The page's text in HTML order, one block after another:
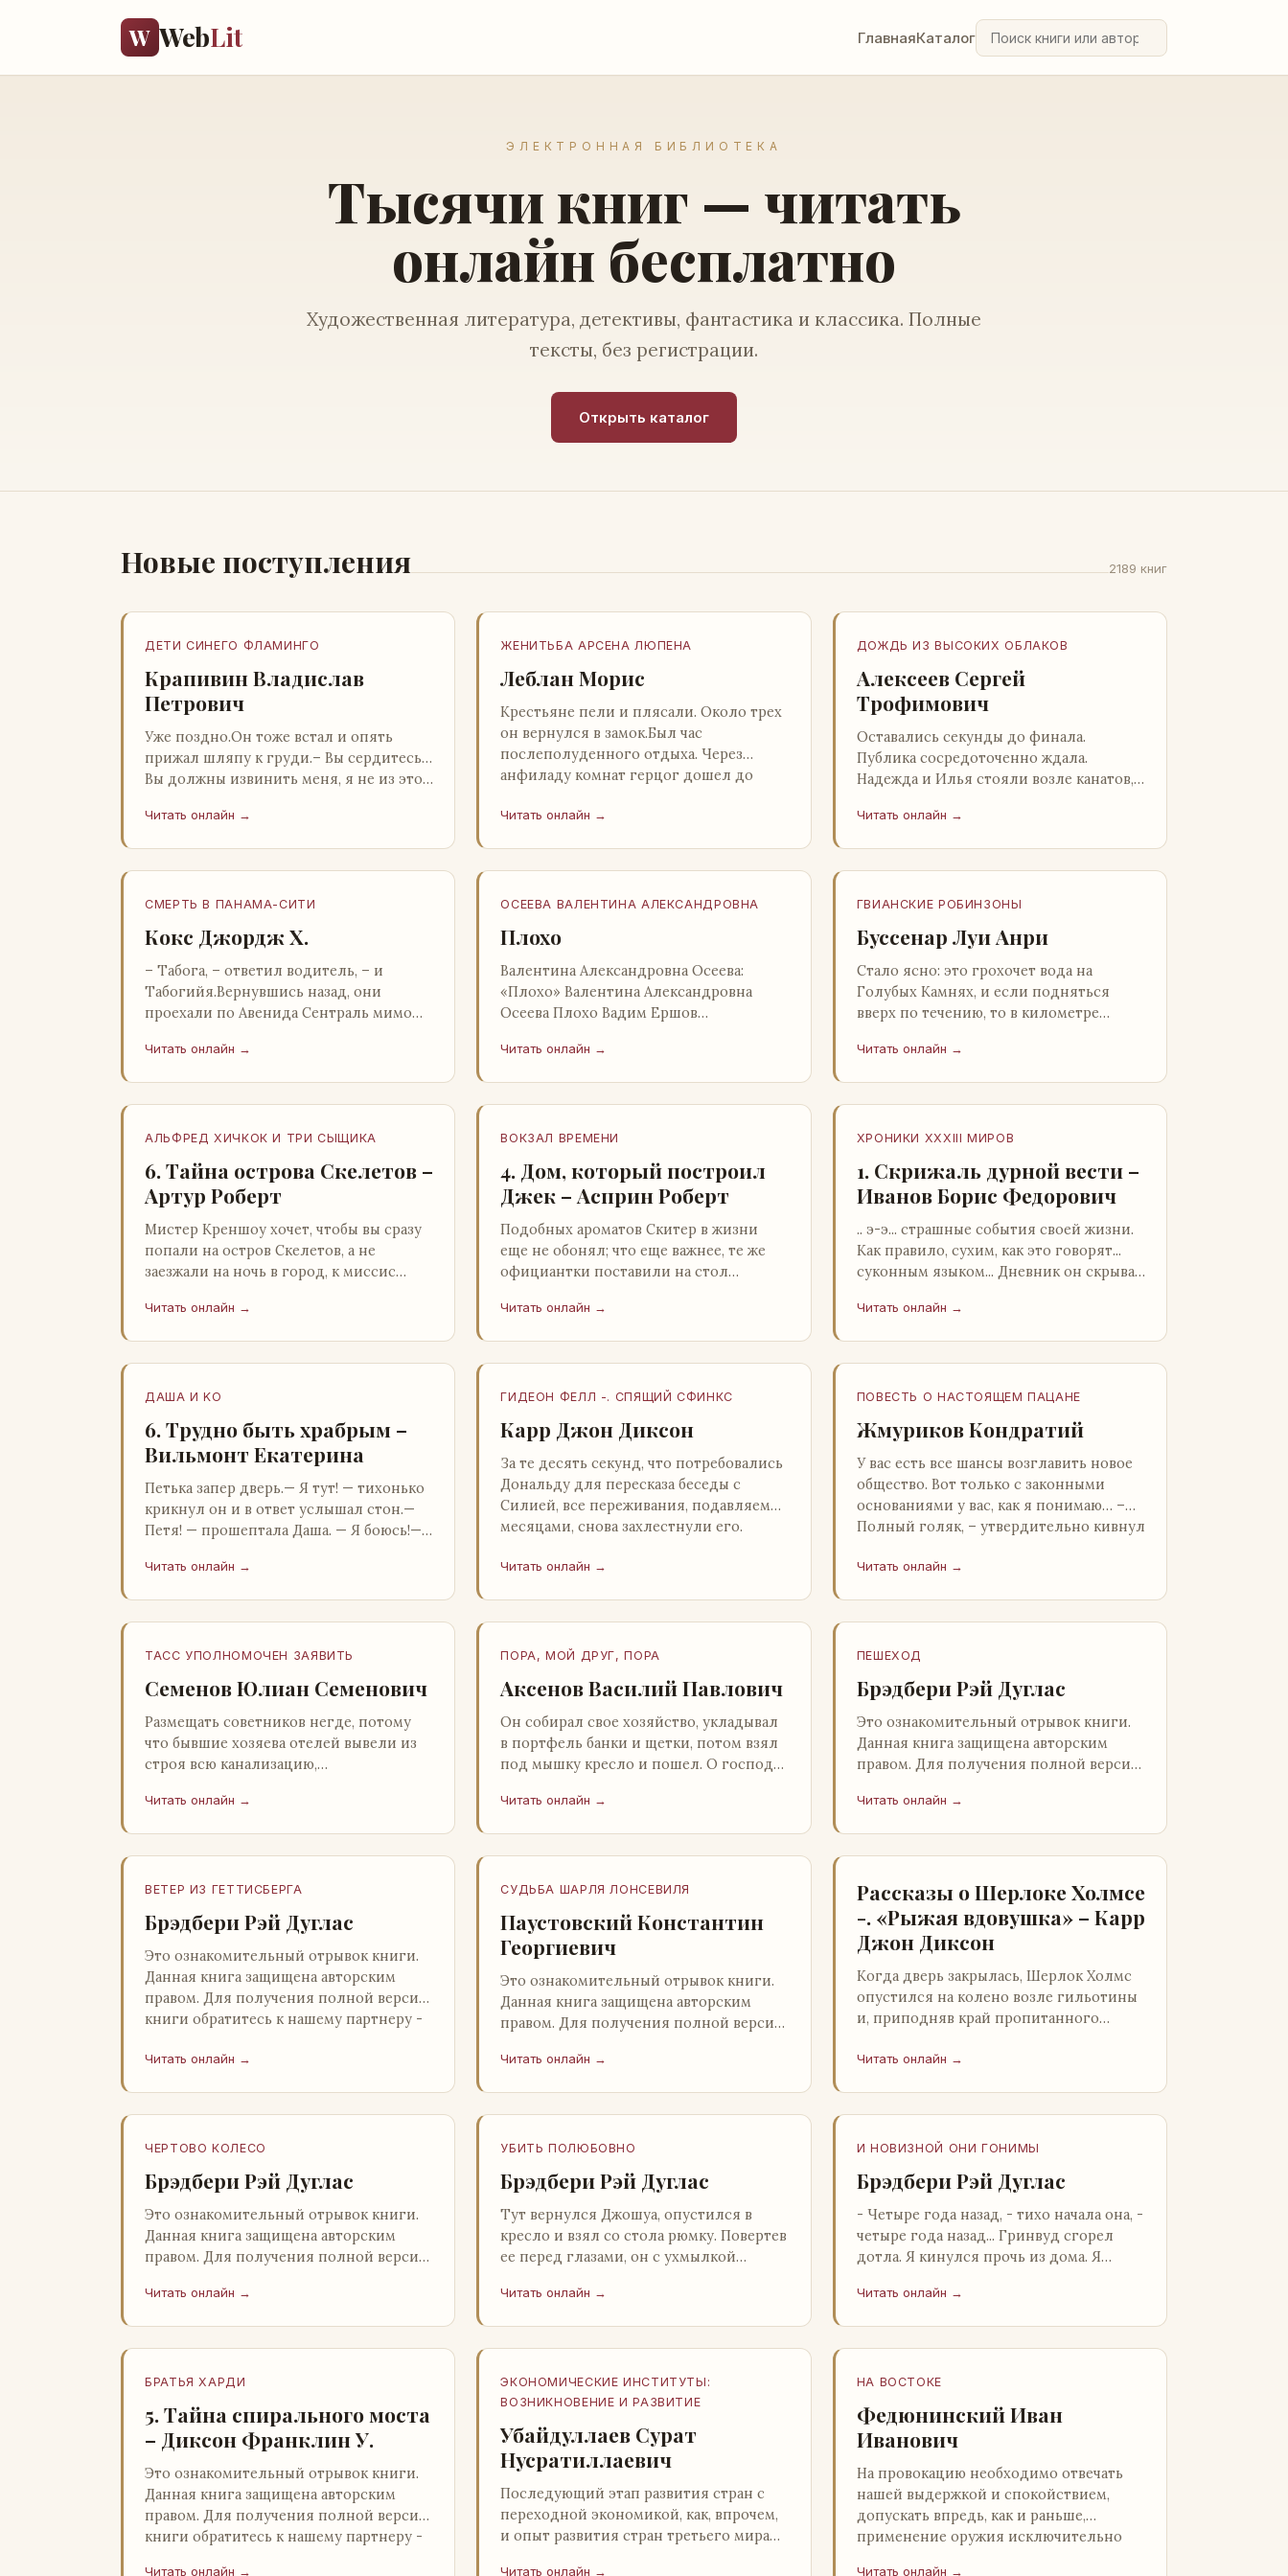
W WebLit ГлавнаяКаталог
ЭЛЕКТРОННАЯ БИБЛИОТЕКА
Тысячи книг — читать
онлайн бесплатно
Художественная литература, детективы, фантастика и классика. Полные
тексты, без регистрации.
Открыть каталог
Новые поступления 2189 книг
ДЕТИ СИНЕГО ФЛАМИНГО
Крапивин Владислав
Петрович
Уже поздно.Он тоже встал и опять
прижал шляпу к груди.– Вы сердитесь…
Вы должны извинить меня, я не из этой
какие-то обычаи. Но прошу: выс…
Читать онлайн →
ЖЕНИТЬБА АРСЕНА ЛЮПЕНА
Леблан Морис
Крестьяне пели и плясали. Около трех
он вернулся в замок.Был час
послеполуденного отдыха. Через
анфиладу комнат герцог дошел до
и во…
Читать онлайн →
ДОЖДЬ ИЗ ВЫСОКИХ ОБЛАКОВ
Алексеев Сергей
Трофимович
Оставались секунды до финала.
Публика сосредоточенно ждала.
Надежда и Илья стояли возле канатов,
ничем не выделялись из прочей
Читать онлайн →
СМЕРТЬ В ПАНАМА-СИТИ
Кокс Джордж Х.
– Табога, – ответил водитель, – и
Табогийя.Вернувшись назад, они
проехали по Авенида Сентраль мимо
канала. Водитель показал Расселу
Читать онлайн →
ОСЕЕВА ВАЛЕНТИНА АЛЕКСАНДРОВНА
Плохо
Валентина Александровна Осеева:
«Плохо» Валентина Александровна
Осеева Плохо Вадим Ершов
литература; Москва; 1977 Валентина
Читать онлайн →
ГВИАНСКИЕ РОБИНЗОНЫ
Буссенар Луи Анри
Стало ясно: это грохочет вода на
Голубых Камнях, и если подняться
вверх по течению, то в километре
плота.Производя не более шуму, чем
Читать онлайн →
АЛЬФРЕД ХИЧКОК И ТРИ СЫЩИКА
6. Тайна острова Скелетов –
Артур Роберт
Мистер Креншоу хочет, чтобы вы сразу
попали на остров Скелетов, а не
заезжали на ночь в город, к миссис
пробормотал Пит.Услыхав «кризис»…
Читать онлайн →
ВОКЗАЛ ВРЕМЕНИ
4. Дом, который построил
Джек – Асприн Роберт
Подобных ароматов Скитер в жизни
еще не обонял; что еще важнее, те же
официантки поставили на стол
для снятия стрессов. Скитер опрокин…
Читать онлайн →
ХРОНИКИ XXXIII МИРОВ
1. Скрижаль дурной вести –
Иванов Борис Федорович
.. э-э... страшные события своей жизни.
Как правило, сухим, как это говорят...
суконным языком... Дневник он скрывал
Скорее всего, даже с…
Читать онлайн →
ДАША И KO
6. Трудно быть храбрым –
Вильмонт Екатерина
Петька запер дверь.— Я тут! — тихонько
крикнул он и в ответ услышал стон.—
Петя! — прошептала Даша. — Я боюсь!—
распахнул дверь в комнату.— …
Читать онлайн →
ГИДЕОН ФЕЛЛ -. СПЯЩИЙ СФИНКС
Карр Джон Диксон
За те десять секунд, что потребовались
Дональду для пересказа беседы с
Силией, все переживания, подавляемые
месяцами, снова захлестнули его.
Читать онлайн →
ПОВЕСТЬ О НАСТОЯЩЕМ ПАЦАНЕ
Жмуриков Кондратий
У вас есть все шансы возглавить новое
общество. Вот только с законными
основаниями у вас, как я понимаю… –
Полный голяк, – утвердительно кивнул
Читать онлайн →
ТАСС УПОЛНОМОЧЕН ЗАЯВИТЬ
Семенов Юлиан Семенович
Размещать советников негде, потому
что бывшие хозяева отелей вывели из
строя всю канализацию,
бензохранилища пусты.Посол СССР в
Читать онлайн →
ПОРА, МОЙ ДРУГ, ПОРА
Аксенов Василий Павлович
Он собирал свое хозяйство, укладывал
в портфель банки и щетки, потом взял
под мышку кресло и пошел. О господи,
Причины, которые заставлял…
Читать онлайн →
ПЕШЕХОД
Брэдбери Рэй Дуглас
Это ознакомительный отрывок книги.
Данная книга защищена авторским
правом. Для получения полной версии
распространителю легального ко…
Читать онлайн →
ВЕТЕР ИЗ ГЕТТИСБЕРГА
Брэдбери Рэй Дуглас
Это ознакомительный отрывок книги.
Данная книга защищена авторским
правом. Для получения полной версии
книги обратитесь к нашему партнеру -
Читать онлайн →
СУДЬБА ШАРЛЯ ЛОНСЕВИЛЯ
Паустовский Константин
Георгиевич
Это ознакомительный отрывок книги.
Данная книга защищена авторским
правом. Для получения полной версии
распространителю легального ко…
Читать онлайн →
Рассказы о Шерлоке Холмсе
-. «Рыжая вдовушка» – Карр
Джон Диксон
Когда дверь закрылась, Шерлок Холмс
опустился на колено возле гильотины
и, приподняв край пропитанного
кошмар, который скрывался под ним…
Читать онлайн →
ЧЕРТОВО КОЛЕСО
Брэдбери Рэй Дуглас
Это ознакомительный отрывок книги.
Данная книга защищена авторским
правом. Для получения полной версии
распространителю легального ко…
Читать онлайн →
УБИТЬ ПОЛЮБОВНО
Брэдбери Рэй Дуглас
Тут вернулся Джошуа, опустился в
кресло и взял со стола рюмку. Повертев
ее перед глазами, он с ухмылкой
о чем? - с невинным видом с…
Читать онлайн →
И НОВИЗНОЙ ОНИ ГОНИМЫ
Брэдбери Рэй Дуглас
- Четыре года назад, - тихо начала она, -
четыре года назад... Гринвуд сгорел
дотла. Я кинулся прочь из дома. Я
вскрикнул я. - Сгорел…
Читать онлайн →
БРАТЬЯ ХАРДИ
5. Тайна спирального моста
– Диксон Франклин У.
Это ознакомительный отрывок книги.
Данная книга защищена авторским
правом. Для получения полной версии
книги обратитесь к нашему партнеру -
Читать онлайн →
ЭКОНОМИЧЕСКИЕ ИНСТИТУТЫ:
ВОЗНИКНОВЕНИЕ И РАЗВИТИЕ
Убайдуллаев Сурат
Нусратиллаевич
Последующий этап развития стран с
переходной экономикой, как, впрочем,
и опыт развития стран третьего мира
Читать онлайн →
НА ВОСТОКЕ
Федюнинский Иван
Иванович
На провокацию необходимо отвечать
нашей выдержкой и спокойствием,
допускать впредь, как и раньше,
применение оружия исключительно
Читать онлайн →